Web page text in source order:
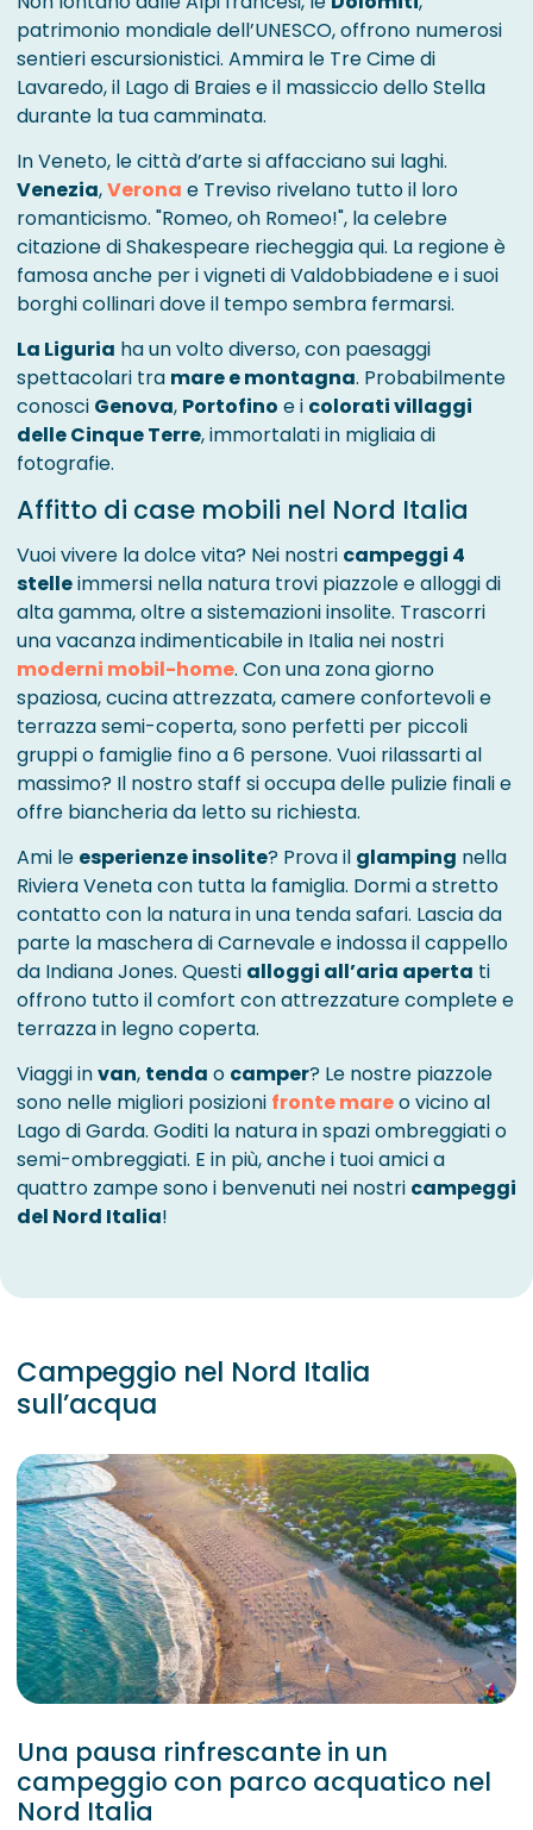
patrimonio mondiale dell’UNESCO, offrono numerosi
sentieri escursionistici. Ammira le Tre Cime di
Lavaredo, il Lago di Braies e il massiccio dello Stella
durante la tua camminata.
In Veneto, le città d’arte si affacciano sui laghi.
Venezia,Verona e Treviso rivelano tutto il loro
romanticismo. "Romeo, oh Romeo!", la celebre
citazione di Shakespeare riecheggia qui. La regione è
famosa anche per i vigneti di Valdobbiadene e i suoi
borghi collinari dove il tempo sembra fermarsi.
La Liguria ha un volto diverso, con paesaggi
spettacolari tra mare e montagna. Probabilmente
conosci Genova, Portofino e i colorati villaggi
delle Cinque Terre, immortalati in migliaia di
fotografie.
Affitto di case mobili nel Nord Italia
Vuoi vivere la dolce vita? Nei nostri campeggi 4
stelleimmersi nella natura trovi piazzole e alloggi di
alta gamma, oltre a sistemazioni insolite. Trascorri
una vacanza indimenticabile in Italia nei nostri
moderni mobil-home. Con una zona giorno
spaziosa, cucina attrezzata, camere confortevoli e
terrazza semi-coperta, sono perfetti per piccoli
gruppi o famiglie fino a 6 persone. Vuoi rilassarti al
massimo? Il nostro staff si occupa delle pulizie finali e
offre biancheria da letto su richiesta.
Ami le esperienze insolite? Prova il glamping nella
Riviera Veneta con tutta la famiglia. Dormi a stretto
contatto con la natura in una tenda safari. Lascia da
parte la maschera di Carnevale e indossa il cappello
da Indiana Jones. Questi alloggi all’aria aperta ti
offrono tutto il comfort con attrezzature complete e
terrazza in legno coperta.
Viaggi invan, tenda o camper? Le nostre piazzole
sono nelle migliori posizioni fronte mareo vicino al
Lago di Garda. Goditi la natura in spazi ombreggiati o
semi-ombreggiati. E in più, anche i tuoi amici a
quattro zampe sono i benvenuti nei nostri campeggi
del Nord Italia!
Campeggio nel Nord Italia
sull’acqua
Una pausa rinfrescante in un
campeggio con parco acquatico nel
Nord Italia